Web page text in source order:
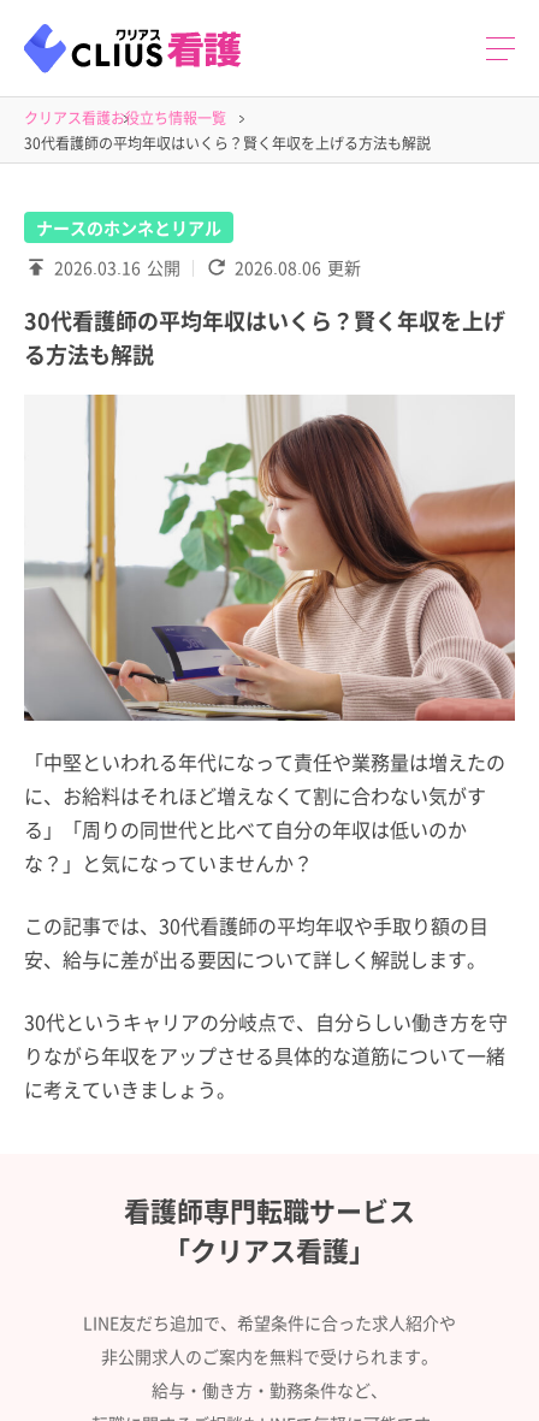
クリアス看護お役立ち情報一覧
30代看護師の平均年収はいくら？賢く年収を上げる方法も解説
ナースのホンネとリアル
2026.03.16 公開 2026.08.06 更新
30代看護師の平均年収はいくら？賢く年収を上げ
る方法も解説
「中堅といわれる年代になって責任や業務量は増えたの
に、お給料はそれほど増えなくて割に合わない気がす
る」「周りの同世代と比べて自分の年収は低いのか
な？」と気になっていませんか？
この記事では、30代看護師の平均年収や手取り額の目
安、給与に差が出る要因について詳しく解説します。
30代というキャリアの分岐点で、自分らしい働き方を守
りながら年収をアップさせる具体的な道筋について一緒
に考えていきましょう。
看護師専門転職サービス
「クリアス看護」
LINE友だち追加で、希望条件に合った求人紹介や
非公開求人のご案内を無料で受けられます。
給与・働き方・勤務条件など、